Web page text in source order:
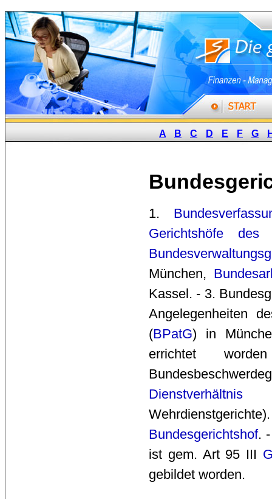
A B C D E F G
1.
Gerichtshöfe des
München,
Kassel. - 3.
Angelegenheiten
(BPatG) in
errichtet
Dienstverhältnis
Bundesgerichtshof.
ist gem. Art 95 III
gebildet worden.